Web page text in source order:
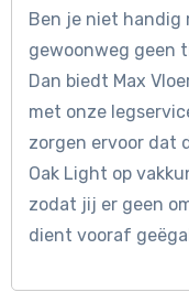
Ben je niet handig
gewoonweg geen
Dan biedt Max
met onze
zorgen ervoor dat
Oak Light op
zodat jij er geen
dient vooraf